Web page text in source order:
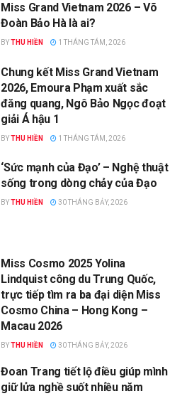
Miss Grand Vietnam 2026 – Võ
Đoàn Bảo Hà là ai?
BYTHU HIỀN 1 THÁNG TÁM, 2026
Chung kết Miss Grand Vietnam
2026, Emoura Phạm xuất sắc
đăng quang, Ngô Bảo Ngọc đoạt
giải Á hậu 1
BYTHU HIỀN 1 THÁNG TÁM, 2026
‘Sức mạnh của Đạo’ – Nghệ thuật
sống trong dòng chảy của Đạo
BYTHU HIỀN 30 THÁNG BẢY, 2026
Miss Cosmo 2025 Yolina
Lindquist công du Trung Quốc,
trực tiếp tìm ra ba đại diện Miss
Cosmo China – Hong Kong –
Macau 2026
BYTHU HIỀN 30 THÁNG BẢY, 2026
Đoan Trang tiết lộ điều giúp mình
giữ lửa nghề suốt nhiều năm